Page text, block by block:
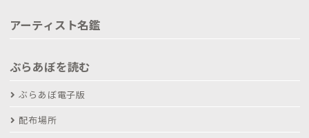
アーティスト名鑑
ぶらあぼを読む
ぶらあぼ電子版
配布場所